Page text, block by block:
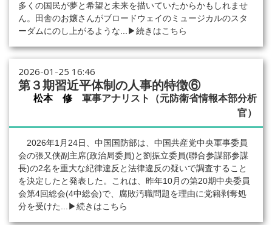
多くの国民が夢と希望と未来を描いていたからかもしれませ
ん。田舎のお嬢さんがブロードウェイのミュージカルのスタ
ーダムにのし上がるような...
▶続きはこちら
2026-01-25 16:46
第３期習近平体制の人事的特徴⑥
松本 修 軍事アナリスト（元防衛省情報本部分析
官）
2026年1月24日、中国国防部は、中国共産党中央軍事委員
会の張又侠副主席(政治局委員)と劉振立委員(聯合参謀部参謀
長)の2名を重大な紀律違反と法律違反の疑いで調査すること
を決定したと発表した。これは、昨年10月の第20期中央委員
会第4回総会(4中総会)で、腐敗汚職問題を理由に党籍剥奪処
分を受けた...
▶続きはこちら